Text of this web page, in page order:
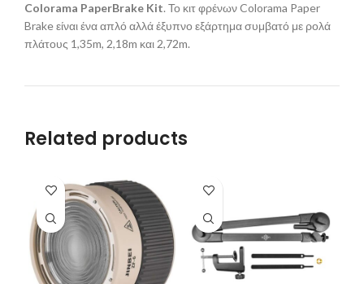
Colorama PaperBrake Kit. Το κιτ φρένων Colorama Paper
Brake είναι ένα απλό αλλά έξυπνο εξάρτημα συμβατό με ρολά
πλάτους 1,35m, 2,18m και 2,72m.
Related products